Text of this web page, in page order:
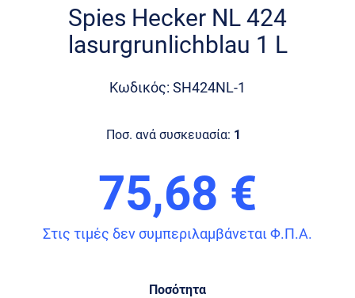
Spies Hecker NL 424
lasurgrunlichblau 1 L
Κωδικός: SH424NL-1
Ποσ. ανά συσκευασία: 1
75,68 €
Στις τιμές δεν συμπεριλαμβάνεται Φ.Π.Α.
Ποσότητα